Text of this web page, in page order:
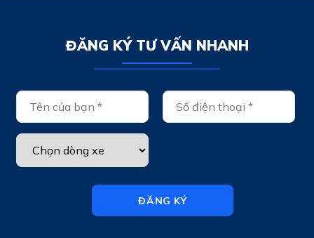
ĐĂNG KÝ TƯ VẤN NHANH
ĐĂNG KÝ